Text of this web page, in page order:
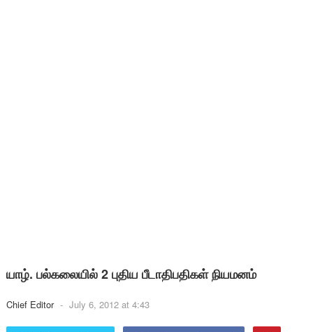
யாழ். பல்கலையில் 2 புதிய பீடாதிபதிகள் நியமனம்
Chief Editor - July 6, 2012 at 4:43